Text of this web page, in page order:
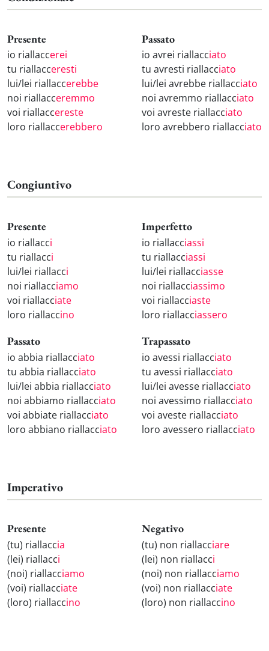
Presente
io riallaccerei
tu riallacceresti
lui/lei riallaccerebbe
noi riallacceremmo
voi riallaccereste
loro riallaccerebbero
Passato
io avrei riallacciato
tu avresti riallacciato
lui/lei avrebbe riallacciato
noi avremmo riallacciato
voi avreste riallacciato
loro avrebbero riallacciato
Congiuntivo
Presente
io riallacci
tu riallacci
lui/lei riallacci
noi riallacciamo
voi riallacciate
loro riallaccino
Imperfetto
io riallacciassi
tu riallacciassi
lui/lei riallacciasse
noi riallacciassimo
voi riallacciaste
loro riallacciassero
Passato
io abbia riallacciato
tu abbia riallacciato
lui/lei abbia riallacciato
noi abbiamo riallacciato
voi abbiate riallacciato
loro abbiano riallacciato
Trapassato
io avessi riallacciato
tu avessi riallacciato
lui/lei avesse riallacciato
noi avessimo riallacciato
voi aveste riallacciato
loro avessero riallacciato
Imperativo
Presente
(tu) riallaccia
(lei) riallacci
(noi) riallacciamo
(voi) riallacciate
(loro) riallaccino
Negativo
(tu) non riallacciare
(lei) non riallacci
(noi) non riallacciamo
(voi) non riallacciate
(loro) non riallaccino